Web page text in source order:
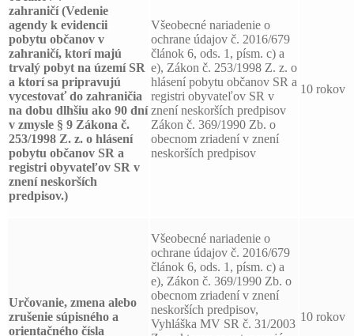
zahraničí(Vedenie
agendy k evidencii
pobytu občanov v
zahraničí, ktorí majú
trvalý pobyt na území SR
a ktorí sa pripravujú
vycestovať do zahraničia
na dobu dlhšiu ako 90 dní
v zmysle § 9 Zákona č.
253/1998 Z. z. o hlásení
pobytu občanov SR a
registri obyvateľov SR v
znení neskorších
predpisov.)
Všeobecné nariadenie o
ochrane údajov č. 2016/679
článok 6, ods. 1, písm. c) a
e), Zákon č. 253/1998 Z. z. o
hlásení pobytu občanov SR a
registri obyvateľov SR v
znení neskorších predpisov
Zákon č. 369/1990 Zb. o
obecnom zriadení v znení
neskorších predpisov
10 rokov
Určovanie, zmena alebo
zrušenie súpisného a
orientačného čísla
Všeobecné nariadenie o
ochrane údajov č. 2016/679
článok 6, ods. 1, písm. c) a
e), Zákon č. 369/1990 Zb. o
obecnom zriadení v znení
neskorších predpisov,
Vyhláška MV SR č. 31/2003
10 rokov